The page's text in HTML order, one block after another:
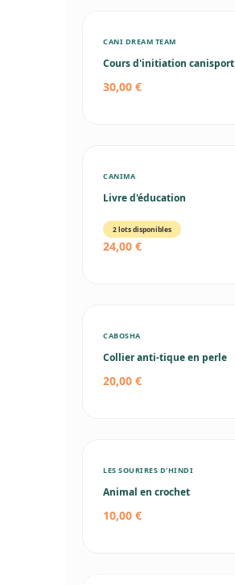
CANI DREAM TEAM
Cours d'initiation canisport
30,00 €
CANIMA
Livre d'éducation
2 lots disponibles
24,00 €
CABOSHA
Collier anti-tique en perle
20,00 €
LES SOURIRES D'HINDI
Animal en crochet
10,00 €